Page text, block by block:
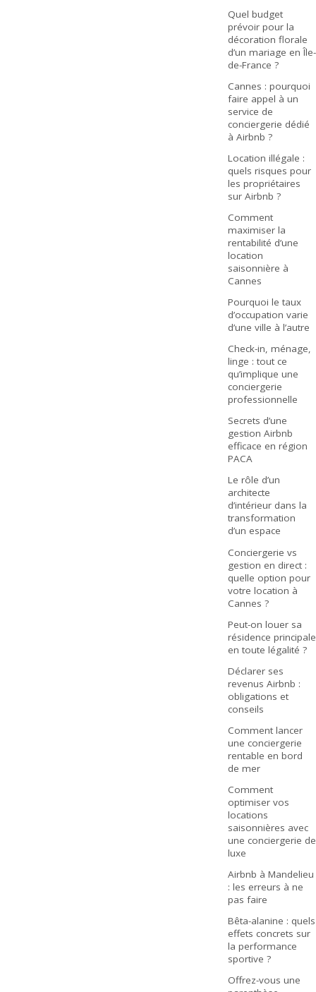
Quel budget
prévoir pour la
décoration florale
d’un mariage en Île-
de-France ?
Cannes : pourquoi
faire appel à un
service de
conciergerie dédié
à Airbnb ?
Location illégale :
quels risques pour
les propriétaires
sur Airbnb ?
Comment
maximiser la
rentabilité d’une
location
saisonnière à
Cannes
Pourquoi le taux
d’occupation varie
d’une ville à l’autre
Check-in, ménage,
linge : tout ce
qu’implique une
conciergerie
professionnelle
Secrets d’une
gestion Airbnb
efficace en région
PACA
Le rôle d’un
architecte
d’intérieur dans la
transformation
d’un espace
Conciergerie vs
gestion en direct :
quelle option pour
votre location à
Cannes ?
Peut-on louer sa
résidence principale
en toute légalité ?
Déclarer ses
revenus Airbnb :
obligations et
conseils
Comment lancer
une conciergerie
rentable en bord
de mer
Comment
optimiser vos
locations
saisonnières avec
une conciergerie de
luxe
Airbnb à Mandelieu
: les erreurs à ne
pas faire
Bêta-alanine : quels
effets concrets sur
la performance
sportive ?
Offrez-vous une